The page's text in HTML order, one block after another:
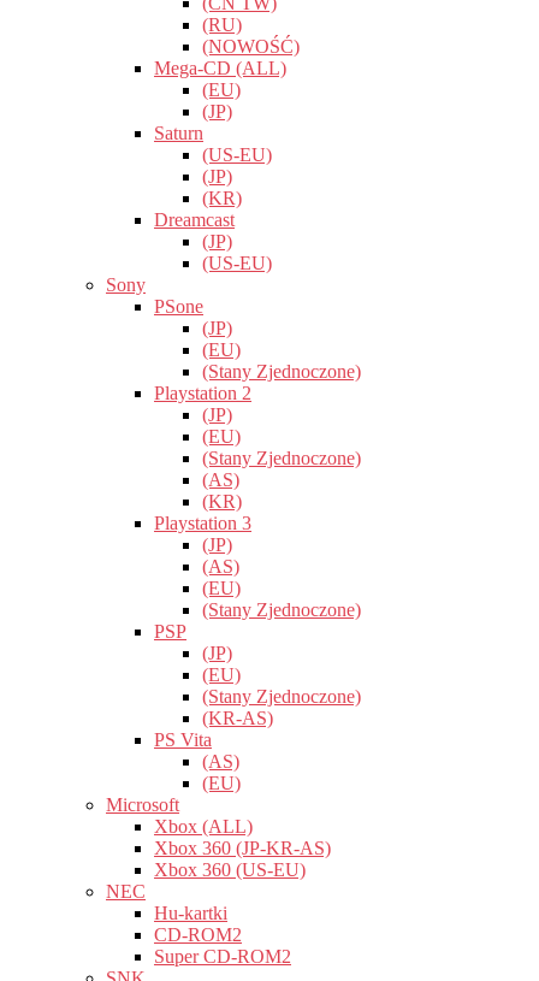
(RU)
(NOWOŚĆ)
Mega-CD (ALL)
(EU)
(JP)
Saturn
(US-EU)
(JP)
(KR)
Dreamcast
(JP)
(US-EU)
Sony
PSone
(JP)
(EU)
(Stany Zjednoczone)
Playstation 2
(JP)
(EU)
(Stany Zjednoczone)
(AS)
(KR)
Playstation 3
(JP)
(AS)
(EU)
(Stany Zjednoczone)
PSP
(JP)
(EU)
(Stany Zjednoczone)
(KR-AS)
PS Vita
(AS)
(EU)
Microsoft
Xbox (ALL)
Xbox 360 (JP-KR-AS)
Xbox 360 (US-EU)
NEC
Hu-kartki
CD-ROM2
Super CD-ROM2